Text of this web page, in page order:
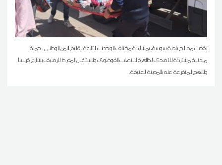
نفذت مصالح بلدية سوسة، بمشاركة مختلف الوحدات التابعة لإقليم الأمن الوطني، حملة
ميدانية مشتركة للتصدي لظاهرة الانتصاب الفوضوي والاستغلال المفرط للرصيف بشارع فرنسا
والأنهج المتفرعة عنه بالمدينة العتيقة.